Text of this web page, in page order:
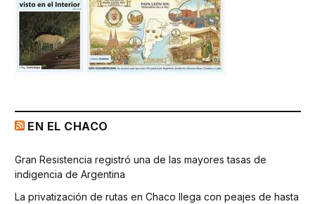
EN EL CHACO
Gran Resistencia registró una de las mayores tasas de
indigencia de Argentina
La privatización de rutas en Chaco llega con peajes de hasta